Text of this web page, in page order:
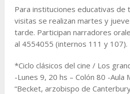
Para instituciones educativas de
visitas se realizan martes y
tarde. Participan narradores
al 4554055 (internos 111 y 107).
*Ciclo clásicos del cine / Los
-Lunes 9, 20 hs – Colón 80 -Aula
“Becket, arzobispo de